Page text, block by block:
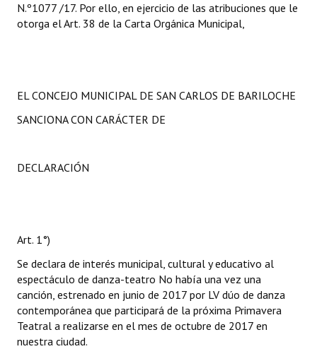
N.º1077 /17. Por ello, en ejercicio de las atribuciones que le
otorga el Art. 38 de la Carta Orgánica Municipal,
EL CONCEJO MUNICIPAL DE SAN CARLOS DE BARILOCHE
SANCIONA CON CARÁCTER DE
DECLARACIÓN
Art. 1°)
Se declara de interés municipal, cultural y educativo al
espectáculo de danza-teatro No había una vez una
canción, estrenado en junio de 2017 por LV dúo de danza
contemporánea que participará de la próxima Primavera
Teatral a realizarse en el mes de octubre de 2017 en
nuestra ciudad.